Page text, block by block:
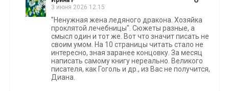
3 июня 2026 12:15
"Ненужная жена ледяного дракона. Хозяйка
проклятой лечебницы". Сюжеты разные, а
смысл один и тот же. Вот что значит писать не
своим умом. На 10 страницы читать стало не
интересно, зная заранее концовку. За месяц
написать самому книгу нереально. Великого
писателя, как Гоголь и др., из Вас не получится,
Диана.